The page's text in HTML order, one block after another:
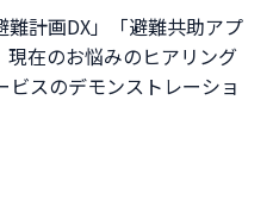
計画DX」「避難共助アプ
現在のお悩みのヒアリング
スのデモンストレーショ